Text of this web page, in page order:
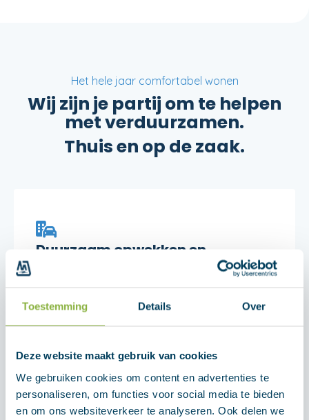
Toestemming Details Over
Deze website maakt gebruik van cookies
We gebruiken cookies om content en advertenties te
personaliseren, om functies voor social media te bieden
en om ons websiteverkeer te analyseren. Ook delen we
Het hele jaar comfortabel wonen
Wij zijn je partij om te helpen
met verduurzamen.
Thuis en op de zaak.
Duurzaam opwekken en
Jouw partner op het
boerenbedrijf